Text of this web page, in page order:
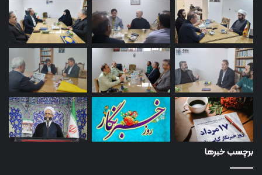
برچسب خبرها